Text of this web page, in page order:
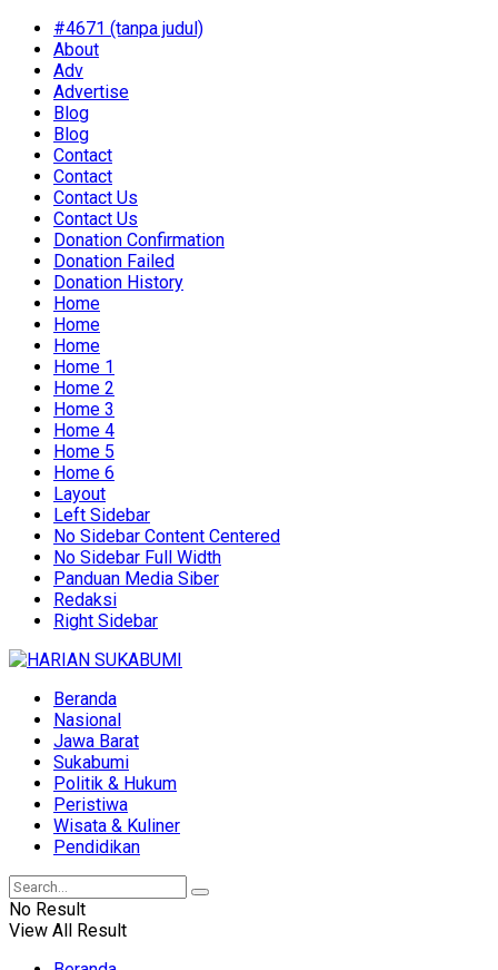
#4671 (tanpa judul)
About
Adv
Advertise
Blog
Blog
Contact
Contact
Contact Us
Contact Us
Donation Confirmation
Donation Failed
Donation History
Home
Home
Home
Home 1
Home 2
Home 3
Home 4
Home 5
Home 6
Layout
Left Sidebar
No Sidebar Content Centered
No Sidebar Full Width
Panduan Media Siber
Redaksi
Right Sidebar
Beranda
Nasional
Jawa Barat
Sukabumi
Politik & Hukum
Peristiwa
Wisata & Kuliner
Pendidikan
No Result
View All Result